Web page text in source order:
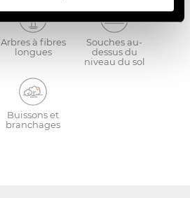
Arbres à fibres
longues
Souches au-
dessus du
niveau du sol
Buissons et
branchages